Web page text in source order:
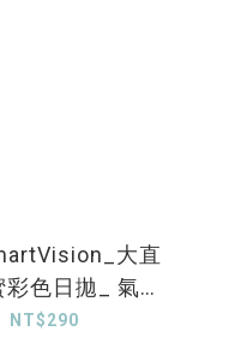
大直
色日拋_ 氣泡
調_10片裝
NT$290